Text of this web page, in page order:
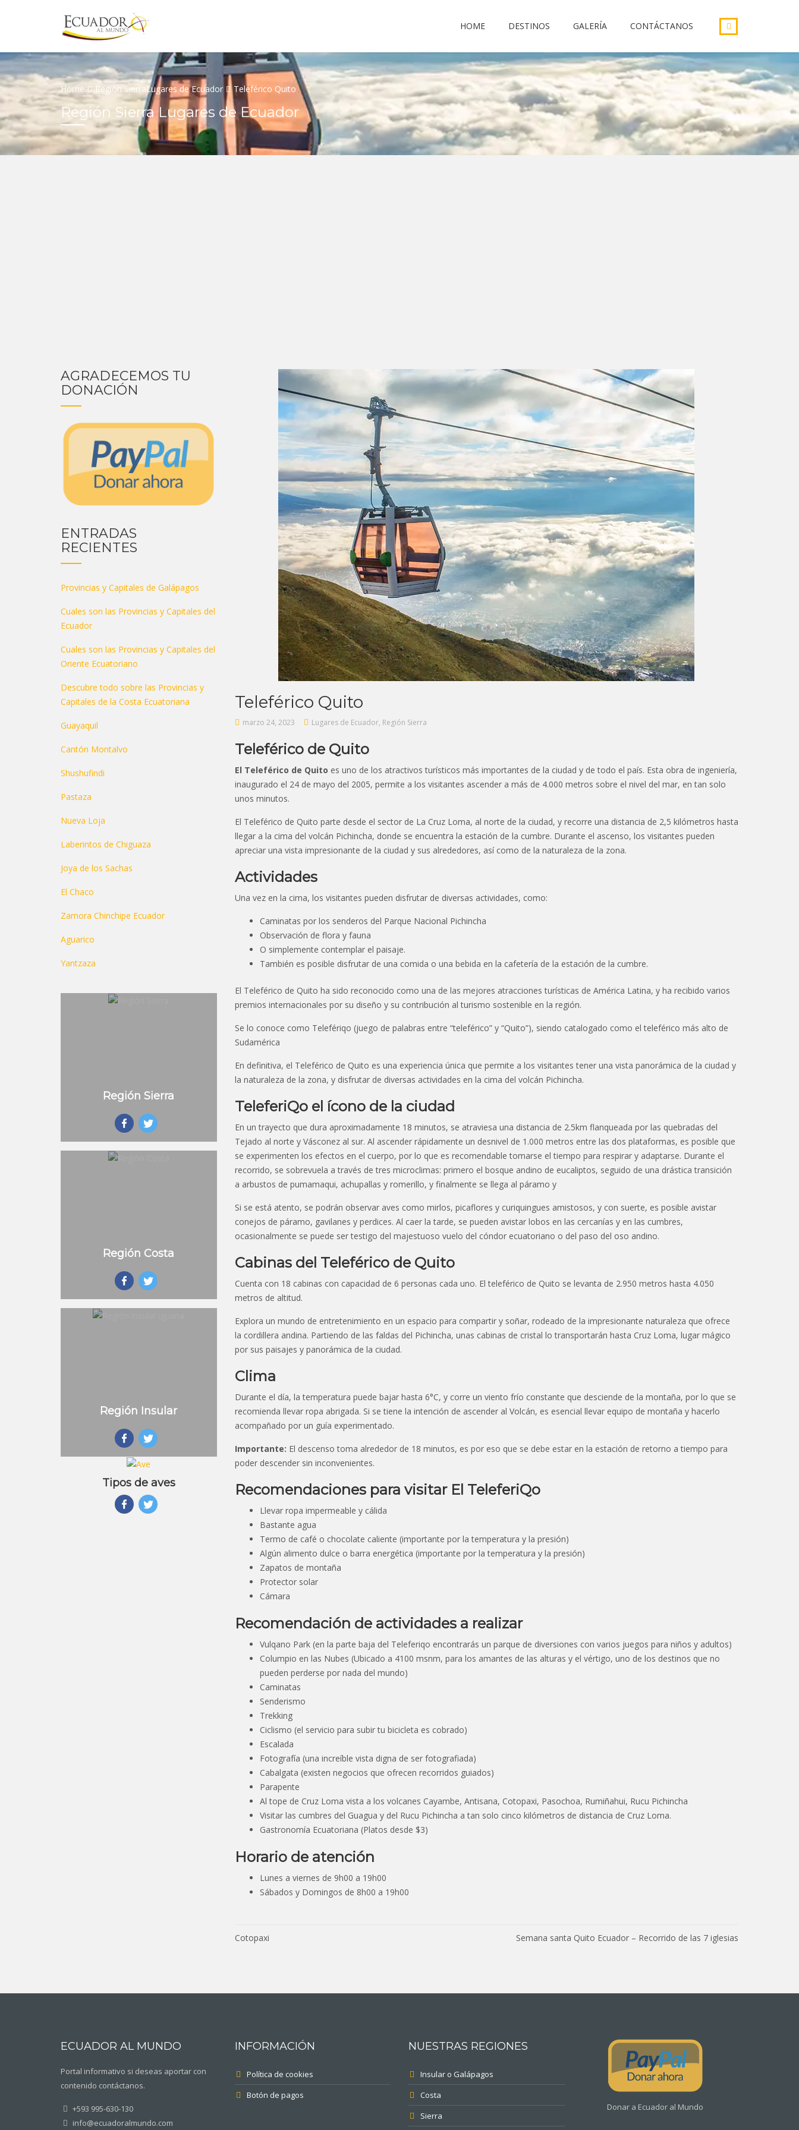
HOME DESTINOS GALERÍA CONTÁCTANOS
Home Región SierraLugares de Ecuador Teleférico Quito
Región Sierra Lugares de Ecuador
Teleférico Quito
marzo 24, 2023 Lugares de Ecuador, Región Sierra
Teleférico de Quito
El Teleférico de Quito es uno de los atractivos turísticos más importantes de la ciudad y de todo el país. Esta obra de ingeniería,
inaugurado el 24 de mayo del 2005, permite a los visitantes ascender a más de 4.000 metros sobre el nivel del mar, en tan solo
unos minutos.
El Teleférico de Quito parte desde el sector de La Cruz Loma, al norte de la ciudad, y recorre una distancia de 2,5 kilómetros hasta
llegar a la cima del volcán Pichincha, donde se encuentra la estación de la cumbre. Durante el ascenso, los visitantes pueden
apreciar una vista impresionante de la ciudad y sus alrededores, así como de la naturaleza de la zona.
Actividades
Una vez en la cima, los visitantes pueden disfrutar de diversas actividades, como:
Caminatas por los senderos del Parque Nacional Pichincha
Observación de flora y fauna
O simplemente contemplar el paisaje.
También es posible disfrutar de una comida o una bebida en la cafetería de la estación de la cumbre.
El Teleférico de Quito ha sido reconocido como una de las mejores atracciones turísticas de América Latina, y ha recibido varios
premios internacionales por su diseño y su contribución al turismo sostenible en la región.
Se lo conoce como Telefériqo (juego de palabras entre “teleférico” y “Quito”), siendo catalogado como el teleférico más alto de
Sudamérica
En definitiva, el Teleférico de Quito es una experiencia única que permite a los visitantes tener una vista panorámica de la ciudad y
la naturaleza de la zona, y disfrutar de diversas actividades en la cima del volcán Pichincha.
TeleferiQo el ícono de la ciudad
En un trayecto que dura aproximadamente 18 minutos, se atraviesa una distancia de 2.5km flanqueada por las quebradas del
Tejado al norte y Vásconez al sur. Al ascender rápidamente un desnivel de 1.000 metros entre las dos plataformas, es posible que
se experimenten los efectos en el cuerpo, por lo que es recomendable tomarse el tiempo para respirar y adaptarse. Durante el
recorrido, se sobrevuela a través de tres microclimas: primero el bosque andino de eucaliptos, seguido de una drástica transición
a arbustos de pumamaqui, achupallas y romerillo, y finalmente se llega al páramo y
Si se está atento, se podrán observar aves como mirlos, picaflores y curiquingues amistosos, y con suerte, es posible avistar
conejos de páramo, gavilanes y perdices. Al caer la tarde, se pueden avistar lobos en las cercanías y en las cumbres,
ocasionalmente se puede ser testigo del majestuoso vuelo del cóndor ecuatoriano o del paso del oso andino.
Cabinas del Teleférico de Quito
Cuenta con 18 cabinas con capacidad de 6 personas cada uno. El teleférico de Quito se levanta de 2.950 metros hasta 4.050
metros de altitud.
Explora un mundo de entretenimiento en un espacio para compartir y soñar, rodeado de la impresionante naturaleza que ofrece
la cordillera andina. Partiendo de las faldas del Pichincha, unas cabinas de cristal lo transportarán hasta Cruz Loma, lugar mágico
por sus paisajes y panorámica de la ciudad.
Clima
Durante el día, la temperatura puede bajar hasta 6°C, y corre un viento frío constante que desciende de la montaña, por lo que se
recomienda llevar ropa abrigada. Si se tiene la intención de ascender al Volcán, es esencial llevar equipo de montaña y hacerlo
acompañado por un guía experimentado.
Importante: El descenso toma alrededor de 18 minutos, es por eso que se debe estar en la estación de retorno a tiempo para
poder descender sin inconvenientes.
Recomendaciones para visitar El TeleferiQo
Llevar ropa impermeable y cálida
Bastante agua
Termo de café o chocolate caliente (importante por la temperatura y la presión)
Algún alimento dulce o barra energética (importante por la temperatura y la presión)
Zapatos de montaña
Protector solar
Cámara
Recomendación de actividades a realizar
Vulqano Park (en la parte baja del Teleferiqo encontrarás un parque de diversiones con varios juegos para niños y adultos)
Columpio en las Nubes (Ubicado a 4100 msnm, para los amantes de las alturas y el vértigo, uno de los destinos que no
pueden perderse por nada del mundo)
Caminatas
Senderismo
Trekking
Ciclismo (el servicio para subir tu bicicleta es cobrado)
Escalada
Fotografía (una increíble vista digna de ser fotografiada)
Cabalgata (existen negocios que ofrecen recorridos guiados)
Parapente
Al tope de Cruz Loma vista a los volcanes Cayambe, Antisana, Cotopaxi, Pasochoa, Rumiñahui, Rucu Pichincha
Visitar las cumbres del Guagua y del Rucu Pichincha a tan solo cinco kilómetros de distancia de Cruz Loma.
Gastronomía Ecuatoriana (Platos desde $3)
Horario de atención
Lunes a viernes de 9h00 a 19h00
Sábados y Domingos de 8h00 a 19h00
Navegación
Cotopaxi Semana santa Quito Ecuador – Recorrido de las 7 iglesias
AGRADECEMOS TU
DONACIÓN
ENTRADAS
RECIENTES
Provincias y Capitales de Galápagos
Cuales son las Provincias y Capitales del
Ecuador
Cuales son las Provincias y Capitales del
Oriente Ecuatoriano
Descubre todo sobre las Provincias y
Capitales de la Costa Ecuatoriana
Guayaquil
Cantón Montalvo
Shushufindi
Pastaza
Nueva Loja
Laberintos de Chiguaza
Joya de los Sachas
El Chaco
Zamora Chinchipe Ecuador
Aguarico
Yantzaza
Región Sierra
Región Costa
Región Insular
Tipos de aves
ECUADOR AL MUNDO
Portal informativo si deseas aportar con
contenido contáctanos.
+593 995-630-130
info@ecuadoralmundo.com
INFORMACIÓN
Política de cookies
Botón de pagos
NUESTRAS REGIONES
Insular o Galápagos
Costa
Sierra
Donar a Ecuador al Mundo